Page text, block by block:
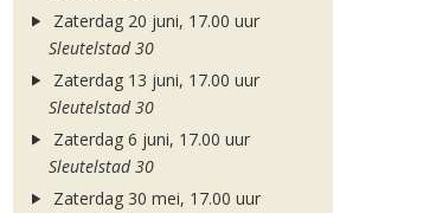
Zaterdag 20 juni, 17.00 uur
Sleutelstad 30
Zaterdag 13 juni, 17.00 uur
Sleutelstad 30
Zaterdag 6 juni, 17.00 uur
Sleutelstad 30
Zaterdag 30 mei, 17.00 uur